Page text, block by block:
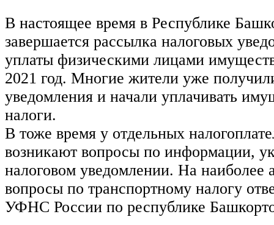
В настоящее время в Республике
завершается рассылка налоговых
уплаты физическими лицами
2021 год. Многие жители уже
уведомления и начали уплачивать
налоги.
В тоже время у отдельных
возникают вопросы по информации,
налоговом уведомлении. На наиболее
вопросы по транспортному налогу
УФНС России по республике